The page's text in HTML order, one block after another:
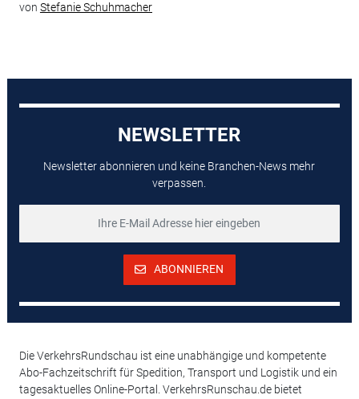
von Stefanie Schuhmacher
NEWSLETTER
Newsletter abonnieren und keine Branchen-News mehr
verpassen.
ABONNIEREN
Die VerkehrsRundschau ist eine unabhängige und kompetente
Abo-Fachzeitschrift für Spedition, Transport und Logistik und ein
tagesaktuelles Online-Portal. VerkehrsRunschau.de bietet